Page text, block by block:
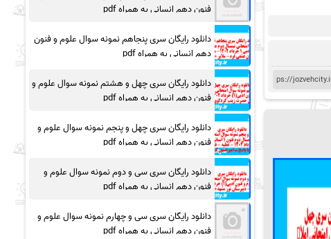
فنون دهم انسانی به همراه pdf
دانلود رایگان سری پنجاهم نمونه سوال علوم و فنون
دهم انسانی به همراه pdf
دانلود رایگان سری چهل و هشتم نمونه سوال علوم و
فنون دهم انسانی به همراه pdf
دانلود رایگان سری چهل و پنجم نمونه سوال علوم و
فنون دهم انسانی به همراه pdf
دانلود رایگان سری سی و دوم نمونه سوال علوم و
فنون دهم انسانی به همراه pdf
دانلود رایگان سری سی و چهارم نمونه سوال علوم و
فنون دهم انسانی به همراه pdf